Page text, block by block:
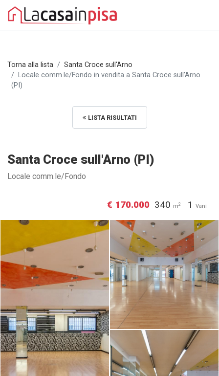
Torna alla lista
Santa Croce sull'Arno
Locale comm.le/Fondo in vendita a Santa Croce sull'Arno
(PI)
LISTA RISULTATI
Santa Croce sull'Arno (PI)
Locale comm.le/Fondo
340 m2 1 Vani
€ 170.000
Locale comm.le/Fondo in
vendita a Santa Croce sull'Arno
(PI) [1/20]
Locale comm.le/Fondo in
vendita a Santa Croce sull'Arno
(PI) [2/20]
Locale comm.le/Fondo in
vendita a Santa Croce sull'Arno
(PI) [3/20]